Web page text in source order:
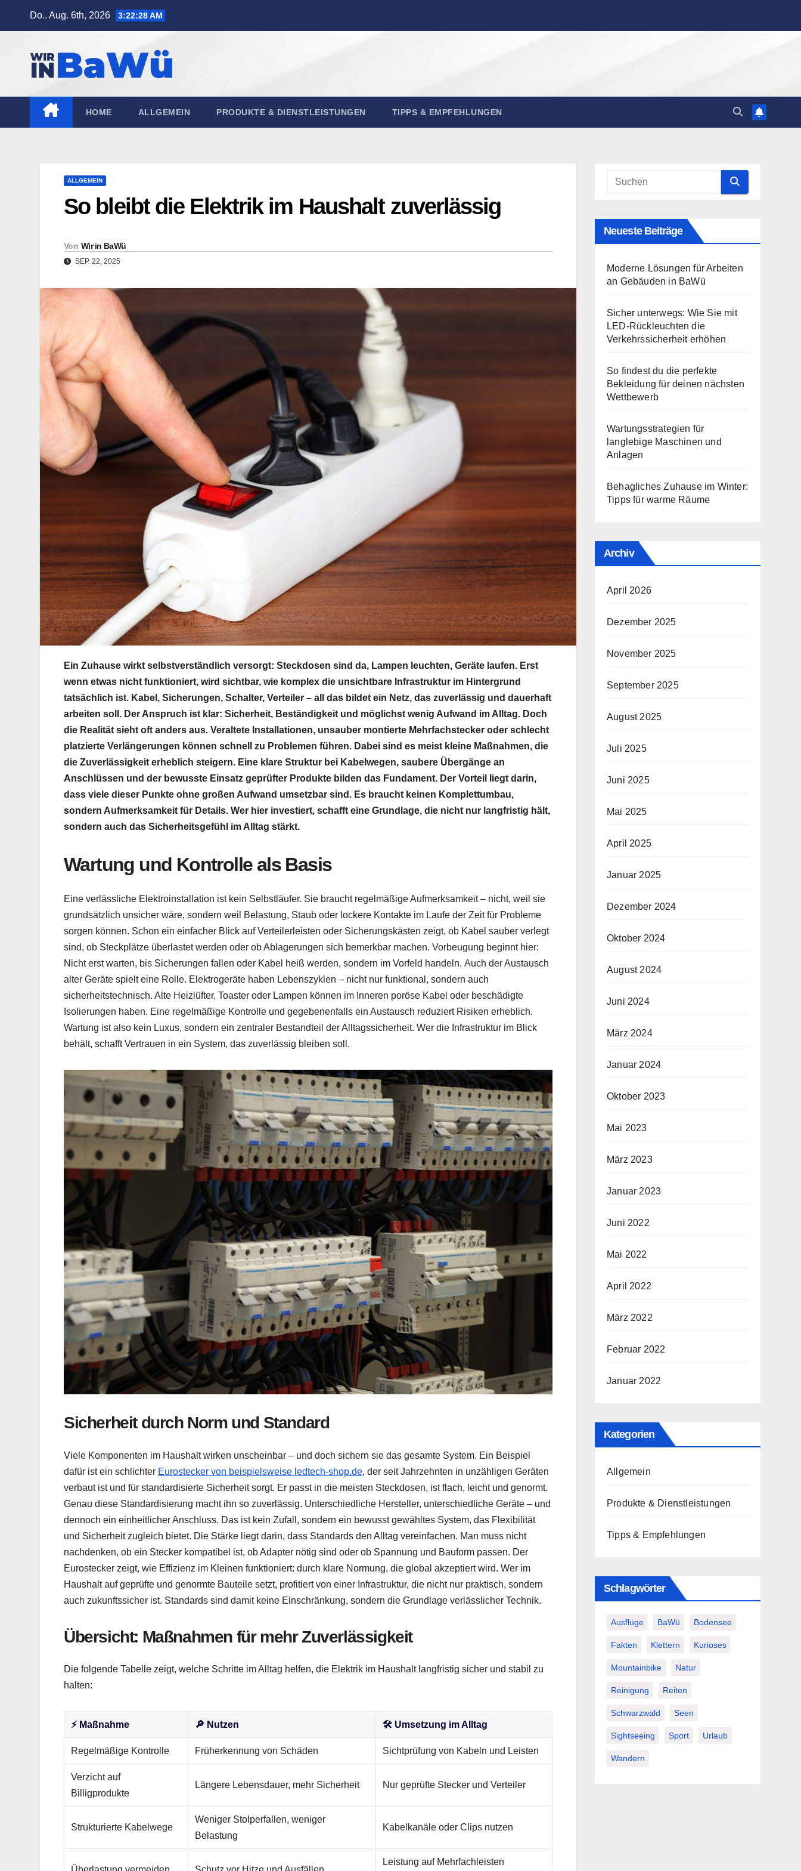
Do.. Aug. 6th, 2026 3:22:29 AM
HOME ALLGEMEIN PRODUKTE & DIENSTLEISTUNGEN TIPPS & EMPFEHLUNGEN
ALLGEMEIN
So bleibt die Elektrik im Haushalt zuverlässig
Von Wir in BaWü
SEP. 22, 2025
Ein Zuhause wirkt selbstverständlich versorgt: Steckdosen sind da, Lampen leuchten, Geräte laufen. Erst
wenn etwas nicht funktioniert, wird sichtbar, wie komplex die unsichtbare Infrastruktur im Hintergrund
tatsächlich ist. Kabel, Sicherungen, Schalter, Verteiler – all das bildet ein Netz, das zuverlässig und dauerhaft
arbeiten soll. Der Anspruch ist klar: Sicherheit, Beständigkeit und möglichst wenig Aufwand im Alltag. Doch
die Realität sieht oft anders aus. Veraltete Installationen, unsauber montierte Mehrfachstecker oder schlecht
platzierte Verlängerungen können schnell zu Problemen führen. Dabei sind es meist kleine Maßnahmen, die
die Zuverlässigkeit erheblich steigern. Eine klare Struktur bei Kabelwegen, saubere Übergänge an
Anschlüssen und der bewusste Einsatz geprüfter Produkte bilden das Fundament. Der Vorteil liegt darin,
dass viele dieser Punkte ohne großen Aufwand umsetzbar sind. Es braucht keinen Komplettumbau,
sondern Aufmerksamkeit für Details. Wer hier investiert, schafft eine Grundlage, die nicht nur langfristig hält,
sondern auch das Sicherheitsgefühl im Alltag stärkt.
Wartung und Kontrolle als Basis
Eine verlässliche Elektroinstallation ist kein Selbstläufer. Sie braucht regelmäßige Aufmerksamkeit – nicht, weil sie
grundsätzlich unsicher wäre, sondern weil Belastung, Staub oder lockere Kontakte im Laufe der Zeit für Probleme
sorgen können. Schon ein einfacher Blick auf Verteilerleisten oder Sicherungskästen zeigt, ob Kabel sauber verlegt
sind, ob Steckplätze überlastet werden oder ob Ablagerungen sich bemerkbar machen. Vorbeugung beginnt hier:
Nicht erst warten, bis Sicherungen fallen oder Kabel heiß werden, sondern im Vorfeld handeln. Auch der Austausch
alter Geräte spielt eine Rolle. Elektrogeräte haben Lebenszyklen – nicht nur funktional, sondern auch
sicherheitstechnisch. Alte Heizlüfter, Toaster oder Lampen können im Inneren poröse Kabel oder beschädigte
Isolierungen haben. Eine regelmäßige Kontrolle und gegebenenfalls ein Austausch reduziert Risiken erheblich.
Wartung ist also kein Luxus, sondern ein zentraler Bestandteil der Alltagssicherheit. Wer die Infrastruktur im Blick
behält, schafft Vertrauen in ein System, das zuverlässig bleiben soll.
Sicherheit durch Norm und Standard
Viele Komponenten im Haushalt wirken unscheinbar – und doch sichern sie das gesamte System. Ein Beispiel
dafür ist ein schlichter Eurostecker von beispielsweise ledtech-shop.de, der seit Jahrzehnten in unzähligen Geräten
verbaut ist und für standardisierte Sicherheit sorgt. Er passt in die meisten Steckdosen, ist flach, leicht und genormt.
Genau diese Standardisierung macht ihn so zuverlässig. Unterschiedliche Hersteller, unterschiedliche Geräte – und
dennoch ein einheitlicher Anschluss. Das ist kein Zufall, sondern ein bewusst gewähltes System, das Flexibilität
und Sicherheit zugleich bietet. Die Stärke liegt darin, dass Standards den Alltag vereinfachen. Man muss nicht
nachdenken, ob ein Stecker kompatibel ist, ob Adapter nötig sind oder ob Spannung und Bauform passen. Der
Eurostecker zeigt, wie Effizienz im Kleinen funktioniert: durch klare Normung, die global akzeptiert wird. Wer im
Haushalt auf geprüfte und genormte Bauteile setzt, profitiert von einer Infrastruktur, die nicht nur praktisch, sondern
auch zukunftssicher ist. Standards sind damit keine Einschränkung, sondern die Grundlage verlässlicher Technik.
Übersicht: Maßnahmen für mehr Zuverlässigkeit
Die folgende Tabelle zeigt, welche Schritte im Alltag helfen, die Elektrik im Haushalt langfristig sicher und stabil zu
halten:
⚡ Maßnahme 🔎 Nutzen 🛠️ Umsetzung im Alltag
Regelmäßige Kontrolle Früherkennung von Schäden Sichtprüfung von Kabeln und Leisten
Verzicht auf
Billigprodukte
Längere Lebensdauer, mehr Sicherheit Nur geprüfte Stecker und Verteiler
Strukturierte Kabelwege
Weniger Stolperfallen, weniger
Belastung
Kabelkanäle oder Clips nutzen
Leistung auf Mehrfachleisten
Neueste Beiträge
Moderne Lösungen für Arbeiten
an Gebäuden in BaWü
Sicher unterwegs: Wie Sie mit
LED-Rückleuchten die
Verkehrssicherheit erhöhen
So findest du die perfekte
Bekleidung für deinen nächsten
Wettbewerb
Wartungsstrategien für
langlebige Maschinen und
Anlagen
Behagliches Zuhause im Winter:
Tipps für warme Räume
Archiv
April 2026
Dezember 2025
November 2025
September 2025
August 2025
Juli 2025
Juni 2025
Mai 2025
April 2025
Januar 2025
Dezember 2024
Oktober 2024
August 2024
Juni 2024
März 2024
Januar 2024
Oktober 2023
Mai 2023
März 2023
Januar 2023
Juni 2022
Mai 2022
April 2022
März 2022
Februar 2022
Januar 2022
Kategorien
Allgemein
Produkte & Dienstleistungen
Tipps & Empfehlungen
Schlagwörter
Ausflüge BaWü Bodensee
Fakten Klettern Kurioses
Mountainbike Natur
Reinigung Reiten
Schwarzwald Seen
Sightseeing Sport Urlaub
Wandern